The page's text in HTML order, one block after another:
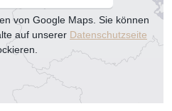
von Google Maps. Sie können
auf unserer Datenschutzseite